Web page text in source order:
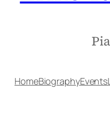
HomeBiographyEvents